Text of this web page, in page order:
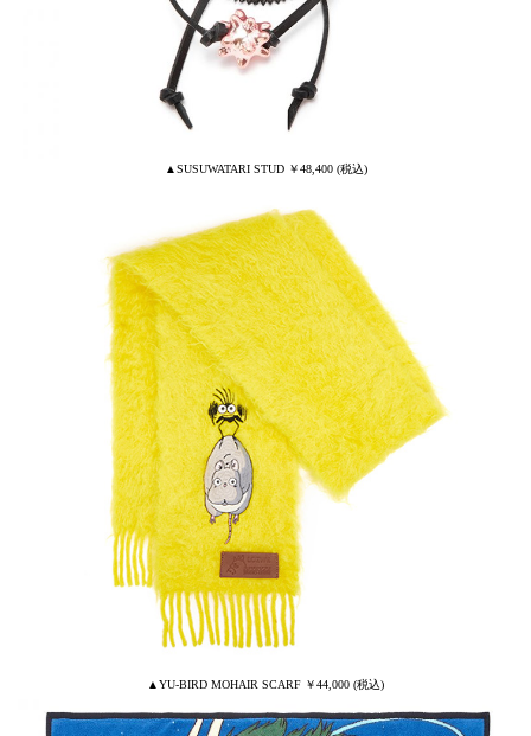
▲SUSUWATARI STUD ￥48,400 (税込)
▲YU-BIRD MOHAIR SCARF ￥44,000 (税込)